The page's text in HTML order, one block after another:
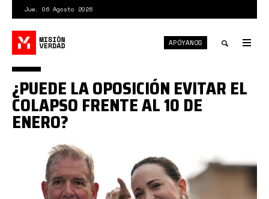
contenido
principal
Jue. 06 Agosto 2026
search
APÓYANOS
Y3PVMIM4WRFOVBUA5HRYB2UM2I.jpg
¿PUEDE LA OPOSICIÓN EVITAR EL
COLAPSO FRENTE AL 10 DE
ENERO?